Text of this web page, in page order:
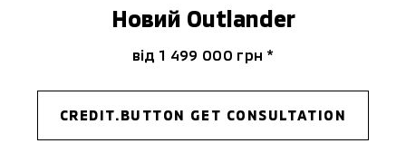
Новий Outlander
від 1 499 000 гpн *
CREDIT.BUTTON GET CONSULTATION